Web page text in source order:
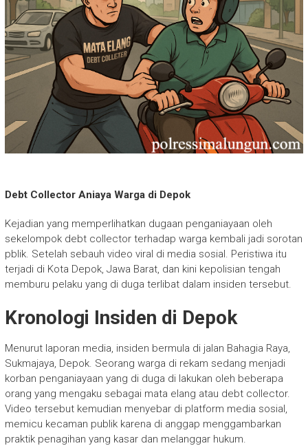
Debt Collector Aniaya Warga di Depok
Kejadian yang memperlihatkan dugaan penganiayaan oleh
sekelompok debt collector terhadap warga kembali jadi sorotan
pblik. Setelah sebauh video viral di media sosial. Peristiwa itu
terjadi di Kota Depok, Jawa Barat, dan kini kepolisian tengah
memburu pelaku yang di duga terlibat dalam insiden tersebut.
Kronologi Insiden di Depok
Menurut laporan media, insiden bermula di jalan Bahagia Raya,
Sukmajaya, Depok. Seorang warga di rekam sedang menjadi
korban penganiayaan yang di duga di lakukan oleh beberapa
orang yang mengaku sebagai mata elang atau debt collector.
Video tersebut kemudian menyebar di platform media sosial,
memicu kecaman publik karena di anggap menggambarkan
praktik penagihan yang kasar dan melanggar hukum.